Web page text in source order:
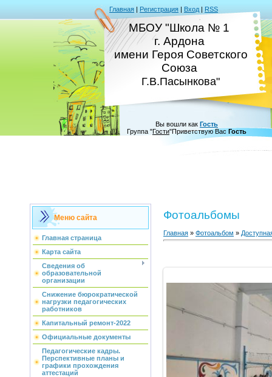
Главная | Регистрация | Вход | RSS
МБОУ "Школа № 1
г. Ардона
имени Героя Советского
Союза
Г.В.Пасынкова"
Вы вошли как Гость
Группа "Гости"Приветствую Вас Гость
Меню сайта
Главная страница
Карта сайта
Сведения об
образовательной
организации
Снижение бюрократической
нагрузки педагогических
работников
Капитальный ремонт-2022
Официальные документы
Педагогические кадры.
Перспективные планы и
графики прохождения
аттестаций
Фотоальбомы
Главная » Фотоальбом »